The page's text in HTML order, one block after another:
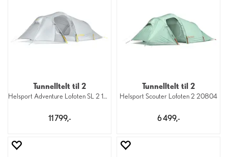
Tunnelltelt til 2
Helsport Adventure Lofoten SL 2 10510
11 799,-
Tunnelltelt til 2
Helsport Scouter Lofoten 2 20804
6 499,-